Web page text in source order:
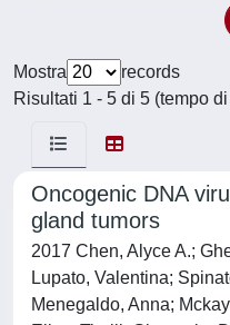
Mostra
records
Risultati 1 - 5 di 5 (tempo
Oncogenic DNA
gland tumors
2017 Chen, Alyce A.;
Lupato, Valentina;
Menegaldo, Anna;